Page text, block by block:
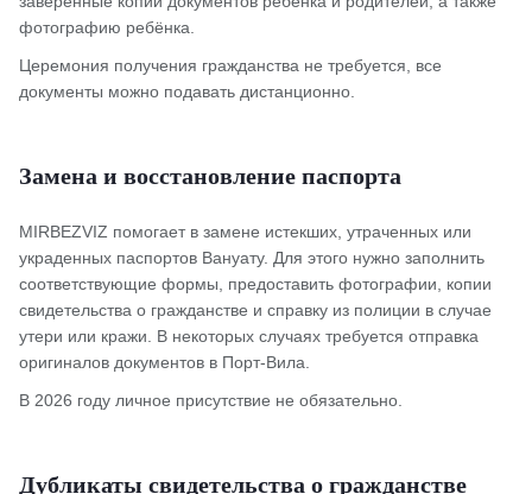
фотографию ребёнка.
Церемония получения гражданства не требуется, все
документы можно подавать дистанционно.
Замена и восстановление паспорта
MIRBEZVIZ помогает в замене истекших, утраченных или
украденных паспортов Вануату. Для этого нужно заполнить
соответствующие формы, предоставить фотографии, копии
свидетельства о гражданстве и справку из полиции в случае
утери или кражи. В некоторых случаях требуется отправка
оригиналов документов в Порт-Вила.
В 2026 году личное присутствие не обязательно.
Дубликаты свидетельства о гражданстве